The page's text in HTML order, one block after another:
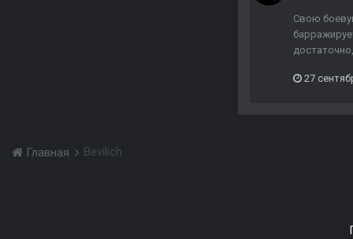
Свою
27
Главная Bevilich